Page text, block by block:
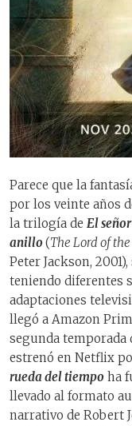
Parece que la
por los veinte años
la trilogía de El
anillo(The Lord of
Peter Jackson,
teniendo diferentes
adaptaciones
llegó a Amazon
segunda temporada
estrenó en Netflix
rueda del tiempo ha
llevado al formato
narrativo de Robert